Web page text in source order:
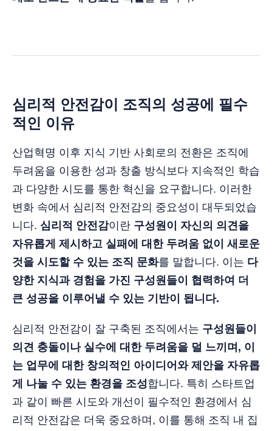
심리적 안전감이 조직의 성공에 필수
적인 이유
산업혁명 이후 지식 기반 사회로의 전환은 조직에
두려움을 이용한 성과 창출 방식보다 지속적인 학습
과 다양한 시도를 통한 혁신을 요구합니다. 이러한
변화 속에서 심리적 안전감의 중요성이 대두되었습
니다. 심리적 안전감이란 구성원이 자신의 의견을
자유롭게 제시하고 실패에 대한 두려움 없이 새로운
것을 시도할 수 있는 조직 문화를 말합니다. 이는 다
양한 지식과 경험을 가진 구성원들이 협력하여 더
큰 성공을 이루어낼 수 있는 기반이 됩니다.
심리적 안전감이 잘 구축된 조직에서는 구성원들이
의견 충돌이나 실수에 대한 두려움을 덜 느끼며, 이
는 업무에 대한 창의적인 아이디어와 제안을 자유롭
게 나눌 수 있는 환경을 조성합니다. 특히 스타트업
과 같이 빠른 시도와 개선이 필수적인 환경에서 심
리적 안전감은 더욱 중요하며, 이를 통해 조직 내 집